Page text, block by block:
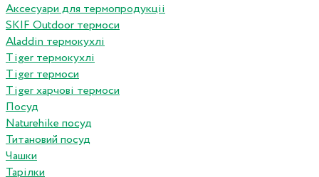
Аксесуари для термопродукціі
SKIF Outdoor термоси
Aladdin термокухлі
Tiger термокухлі
Tiger термоси
Tiger харчові термоси
Посуд
Naturehike посуд
Титановий посуд
Чашки
Тарілки